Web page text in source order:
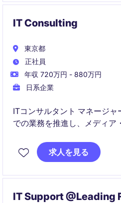
IT Consulting
東京都
正社員
年収 720万円 - 880万円
日系企業
ITコンサルタント マネージ
での業務を推進し、メディア
ジションでは、東京を拠点に
求人を見る
IT Support @Leading